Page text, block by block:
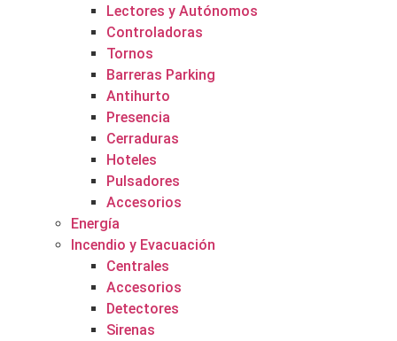
Lectores y Autónomos
Controladoras
Tornos
Barreras Parking
Antihurto
Presencia
Cerraduras
Hoteles
Pulsadores
Accesorios
Energía
Incendio y Evacuación
Centrales
Accesorios
Detectores
Sirenas